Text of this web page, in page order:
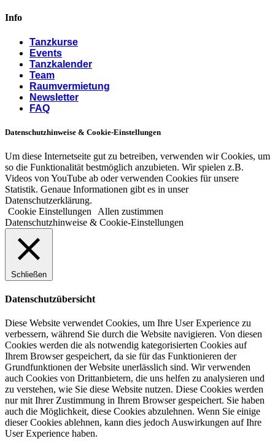
Info
Tanzkurse
Events
Tanzkalender
Team
Raumvermietung
Newsletter
FAQ
Datenschutzhinweise & Cookie-Einstellungen
Um diese Internetseite gut zu betreiben, verwenden wir Cookies, um
so die Funktionalität bestmöglich anzubieten. Wir spielen z.B.
Videos von YouTube ab oder verwenden Cookies für unsere
Statistik. Genaue Informationen gibt es in unser
Datenschutzerklärung.
Cookie Einstellungen
Allen zustimmen
Datenschutzhinweise & Cookie-Einstellungen
Schließen
Datenschutzübersicht
Diese Website verwendet Cookies, um Ihre User Experience zu
verbessern, während Sie durch die Website navigieren. Von diesen
Cookies werden die als notwendig kategorisierten Cookies auf
Ihrem Browser gespeichert, da sie für das Funktionieren der
Grundfunktionen der Website unerlässlich sind. Wir verwenden
auch Cookies von Drittanbietern, die uns helfen zu analysieren und
zu verstehen, wie Sie diese Website nutzen. Diese Cookies werden
nur mit Ihrer Zustimmung in Ihrem Browser gespeichert. Sie haben
auch die Möglichkeit, diese Cookies abzulehnen. Wenn Sie einige
dieser Cookies ablehnen, kann dies jedoch Auswirkungen auf Ihre
User Experience haben.